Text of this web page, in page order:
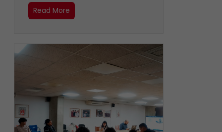
Read More